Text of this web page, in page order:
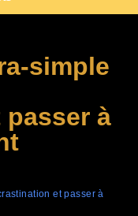
simple
à
et passer à